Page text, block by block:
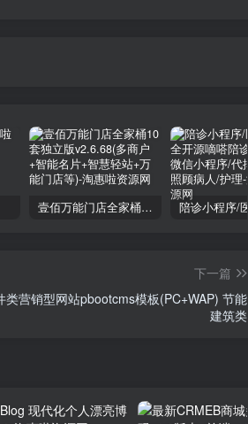
壹佰万能门店全家桶10套独立版v2.6.68(​多商户+智能名片+智慧轻站+万能门店等)
下一篇
类营销型网站pbootcms模板(PC+WAP) 节能
建筑类